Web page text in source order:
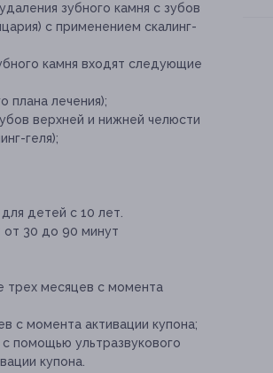
зубного камня с зубов
с применением скалинг-
камня входят следующие
плана лечения);
верхней и нижней челюсти
геля);
детей с 10 лет.
от 30 до 90 минут
трех месяцев с момента
с момента активации купона;
помощью ультразвукового
купона.